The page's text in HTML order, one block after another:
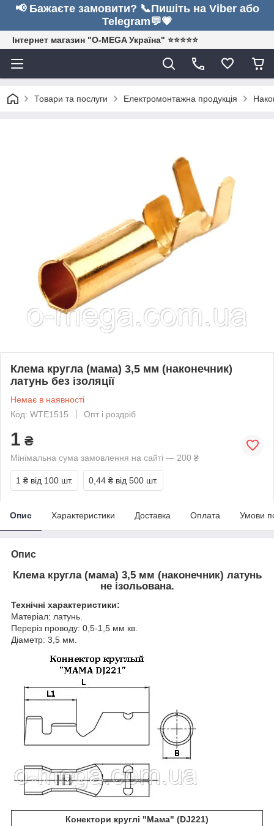
📢 Бажаєте замовити? 📞Пишіть на Viber або
Telegram💬💗
Інтернет магазин "O-MEGA Україна" ⭐⭐⭐⭐⭐
Товари та послуги Електромонтажна продукція
Клемa кругла (мама) 3,5 мм (наконечник)
латунь без ізоляції
Немає в наявності
Код: WTE1515
Опт і роздріб
1 ₴
Мінімальна сума замовлення на сайті — 200 ₴
1 ₴ від 100 шт. 0,44 ₴ від 500 шт.
Опис Характеристики Доставка Оплата Умови
Опис
Клемa кругла (мама) 3,5 мм (наконечник) латунь
не ізольована.
Технічні характеристики:
Матеріал: латунь.
Переріз проводу: 0,5-1,5 мм кв.
Діаметр: 3,5 мм.
Конектори круглі "Мама" (DJ221)